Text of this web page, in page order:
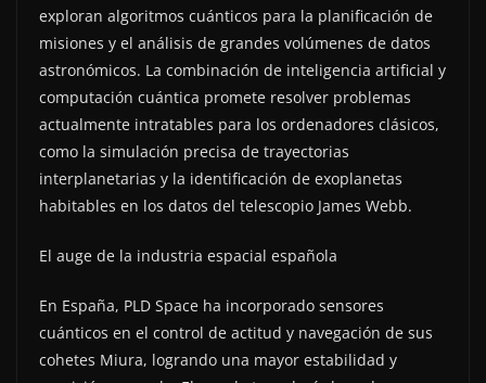
exploran algoritmos cuánticos para la planificación de
misiones y el análisis de grandes volúmenes de datos
astronómicos. La combinación de inteligencia artificial y
computación cuántica promete resolver problemas
actualmente intratables para los ordenadores clásicos,
como la simulación precisa de trayectorias
interplanetarias y la identificación de exoplanetas
habitables en los datos del telescopio James Webb.
El auge de la industria espacial española
En España, PLD Space ha incorporado sensores
cuánticos en el control de actitud y navegación de sus
cohetes Miura, logrando una mayor estabilidad y